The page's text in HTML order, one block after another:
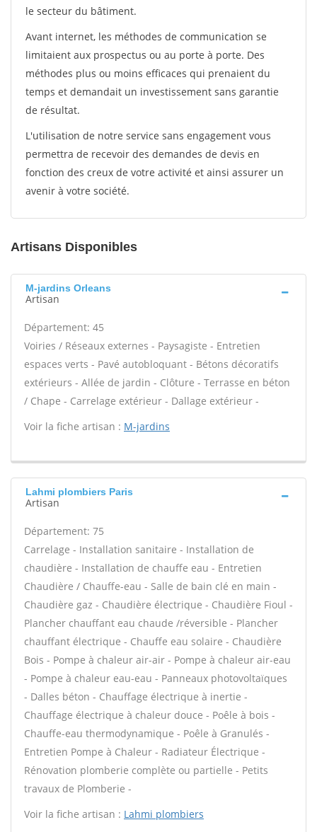
le secteur du bâtiment.
Avant internet, les méthodes de communication se
limitaient aux prospectus ou au porte à porte. Des
méthodes plus ou moins efficaces qui prenaient du
temps et demandait un investissement sans garantie
de résultat.
L'utilisation de notre service sans engagement vous
permettra de recevoir des demandes de devis en
fonction des creux de votre activité et ainsi assurer un
avenir à votre société.
Artisans Disponibles
M-jardins Orleans
Artisan
Département: 45
Voiries / Réseaux externes - Paysagiste - Entretien
espaces verts - Pavé autobloquant - Bétons décoratifs
extérieurs - Allée de jardin - Clôture - Terrasse en béton
/ Chape - Carrelage extérieur - Dallage extérieur -
Voir la fiche artisan : M-jardins
Lahmi plombiers Paris
Artisan
Département: 75
Carrelage - Installation sanitaire - Installation de
chaudière - Installation de chauffe eau - Entretien
Chaudière / Chauffe-eau - Salle de bain clé en main -
Chaudière gaz - Chaudière électrique - Chaudière Fioul -
Plancher chauffant eau chaude /réversible - Plancher
chauffant électrique - Chauffe eau solaire - Chaudière
Bois - Pompe à chaleur air-air - Pompe à chaleur air-eau
- Pompe à chaleur eau-eau - Panneaux photovoltaïques
- Dalles béton - Chauffage électrique à inertie -
Chauffage électrique à chaleur douce - Poêle à bois -
Chauffe-eau thermodynamique - Poêle à Granulés -
Entretien Pompe à Chaleur - Radiateur Électrique -
Rénovation plomberie complète ou partielle - Petits
travaux de Plomberie -
Voir la fiche artisan : Lahmi plombiers